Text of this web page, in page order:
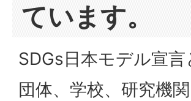
ています。
SDGs日本モデル宣
団体、学校、研究機